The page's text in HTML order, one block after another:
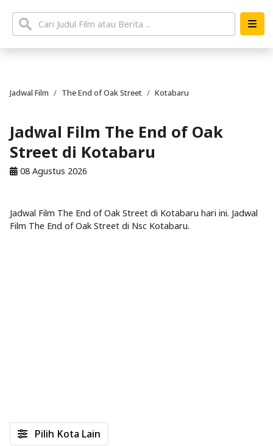
Jadwal Film The End of Oak Street Kotabaru
Jadwal Film The End of Oak
Street di Kotabaru
08 Agustus 2026
Jadwal Film The End of Oak Street di Kotabaru hari ini. Jadwal
Film The End of Oak Street di Nsc Kotabaru.
Pilih Kota Lain